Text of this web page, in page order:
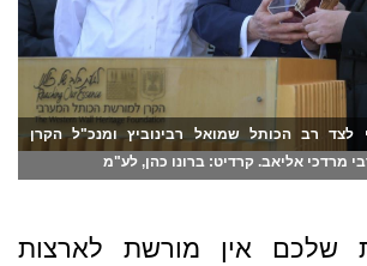
לצד רב הכותל שמואל רבינוביץ ומנכ"ל הקרן
מרדכי אליאב. קרדיט: ברונו כהן, לע"מ
שלכם אין מורשת לארצות